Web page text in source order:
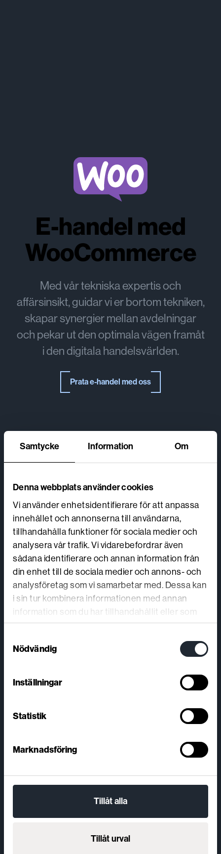
Samtycke Information Om
Denna webbplats använder cookies
Vi använder enhetsidentifierare för att anpassa
innehållet och annonserna till användarna,
tillhandahålla funktioner för sociala medier och
analysera vår trafik. Vi vidarebefordrar även
sådana identifierare och annan information från
din enhet till de sociala medier och annons- och
analysföretag som vi samarbetar med. Dessa kan
i sin tur kombinera informationen med annan
information som du har tillhandahållit eller som
de har samlat in när du har använt deras tjänster.
Nödvändig
Inställningar
Statistik
Marknadsföring
Tillåt alla
Tillåt urval
E-handel med
WooCommerce
Med vår tekniska expertis och
affärsinsikt, guidar vi er bortom tekniken,
skapar synergier mellan avdelningar
och pekar ut den optimala vägen framåt
i den digitala handelsvärlden.
Prata e-handel med oss